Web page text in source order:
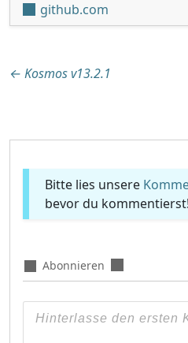
github.com
Beitragsnavigation
← Kosmos v13.2.1
Bitte lies unsere
bevor du kommentierst!
Abonnieren